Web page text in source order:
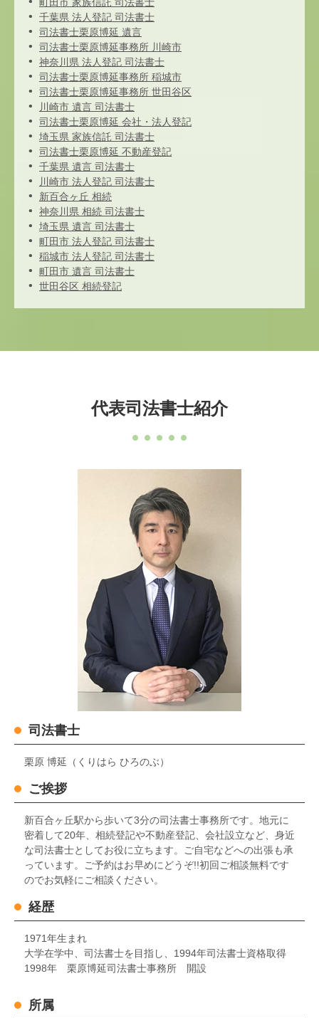
千葉県 法人登記 司法書士
司法書士栗原博延 遺言
司法書士栗原博延事務所 川崎市
神奈川県 法人登記 司法書士
司法書士栗原博延事務所 稲城市
司法書士栗原博延事務所 世田谷区
川崎市 遺言 司法書士
司法書士栗原博延 会社・法人登記
埼玉県 家族信託 司法書士
司法書士栗原博延 不動産登記
千葉県 遺言 司法書士
川崎市 法人登記 司法書士
新百合ヶ丘 相続
神奈川県 相続 司法書士
埼玉県 遺言 司法書士
町田市 法人登記 司法書士
稲城市 法人登記 司法書士
町田市 遺言 司法書士
世田谷区 相続登記
代表司法書士紹介
司法書士
栗原 博延（くりはら ひろのぶ）
ご挨拶
新百合ヶ丘駅から歩いて3分の司法書士事務所です。地元に
密着して20年、相続登記や不動産登記、会社設立など、身近
な司法書士としてお役に立ちます。ご自宅などへの出張も承
っています。ご予約はお早めにどうぞ!!初回ご相談無料です
のでお気軽にご相談ください。
経歴
1971年生まれ
大学在学中、司法書士を目指し、1994年司法書士資格取得
1998年 栗原博延司法書士事務所 開設
所属